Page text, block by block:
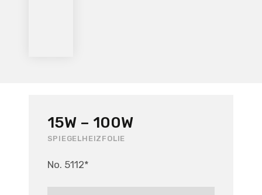
15W – 100W
SPIEGELHEIZFOLIE
No. 5112*